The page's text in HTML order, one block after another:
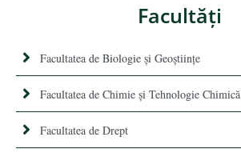
Facultăţi
Facultatea de Biologie și Geoștiințe
Facultatea de Chimie şi Tehnologie Chimică
Facultatea de Drept